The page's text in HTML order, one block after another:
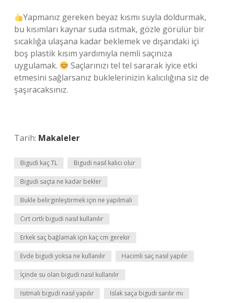
Yapmanız gereken beyaz kısmı suyla doldurmak,
bu kısımları kaynar suda ısıtmak, gözle görülür bir
sıcaklığa ulaşana kadar beklemek ve dışarıdaki içi
boş plastik kısım yardımıyla nemli saçınıza
uygulamak.
Saçlarınızı tel tel sararak iyice etki
etmesini sağlarsanız buklelerinizin kalıcılığına siz de
şaşıracaksınız.
Tarih: Makaleler
Bigudi kaç TL Bigudi nasıl kalıcı olur
Bigudi saçta ne kadar bekler
Bukle belirginleştirmek için ne yapılmalı
Cırt cırtlı bigudi nasıl kullanılır
Erkek saç bağlamak için kaç cm gerekir
Evde bigudi yoksa ne kullanılır Hacimli saç nasıl yapılır
İçinde su olan bigudi nasıl kullanılır
Isıtmalı bigudi nasıl yapılır Islak saça bigudi sarılır mı